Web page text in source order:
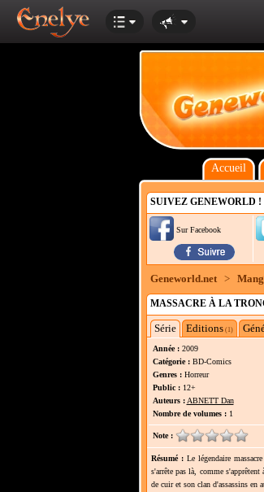
Accueil
SUIVEZ GENEWORLD !
Sur Facebook
Geneworld.net >
MASSACRE À LA
Série Editions(1)
Année :2009
Catégorie :BD-Comics
Genres :Horreur
Public :12+
Auteurs : ABNETT Dan
Nombre de volumes :1
Note :
Résumé :Le légendaire
s'arrête pas là, comme
de cuir et son clan d'assassins en